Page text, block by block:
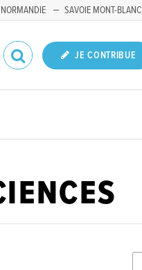
NORMANDIE SAVOIE MONT-BLANC
JE CONTRIBUE